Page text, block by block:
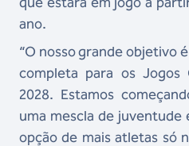
ano.
“O nosso grande objetivo
completa para os Jogos
2028. Estamos
uma mescla de juventude
opção de mais atletas só